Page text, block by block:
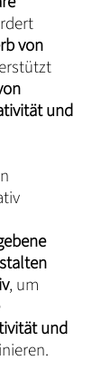
von
und
, um
und